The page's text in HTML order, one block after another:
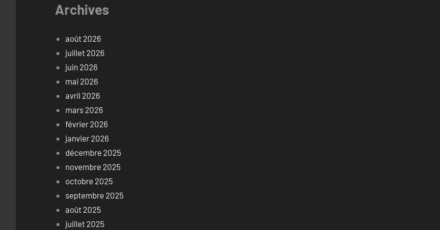
Archives
août 2026
juillet 2026
juin 2026
mai 2026
avril 2026
mars 2026
février 2026
janvier 2026
décembre 2025
novembre 2025
octobre 2025
septembre 2025
août 2025
juillet 2025